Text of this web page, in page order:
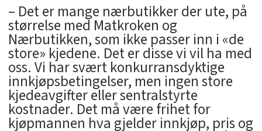
– Det er mange nærbutikker der ute, på
størrelse med Matkroken og
Nærbutikken, som ikke passer inn i «de
store» kjedene. Det er disse vi vil ha med
oss. Vi har svært konkurransdyktige
innkjøpsbetingelser, men ingen store
kjedeavgifter eller sentralstyrte
kostnader. Det må være frihet for
kjøpmannen hva gjelder innkjøp, pris og